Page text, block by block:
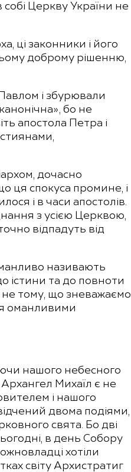
Церкву України не
ці законники і його
доброму рішенню,
і збурювали
бо не
апостола Петра і
дочасно
ця спокуса промине, і
і в часи апостолів.
з усією Церквою,
відпадуть від
називають
істини та до повноти
тому, що зневажаємо
оманливими
нашого небесного
Архангел Михаїл є не
і нашого
двома подіями,
свята. Бо дві
в день Собору
хотіли
світу Архистратиг